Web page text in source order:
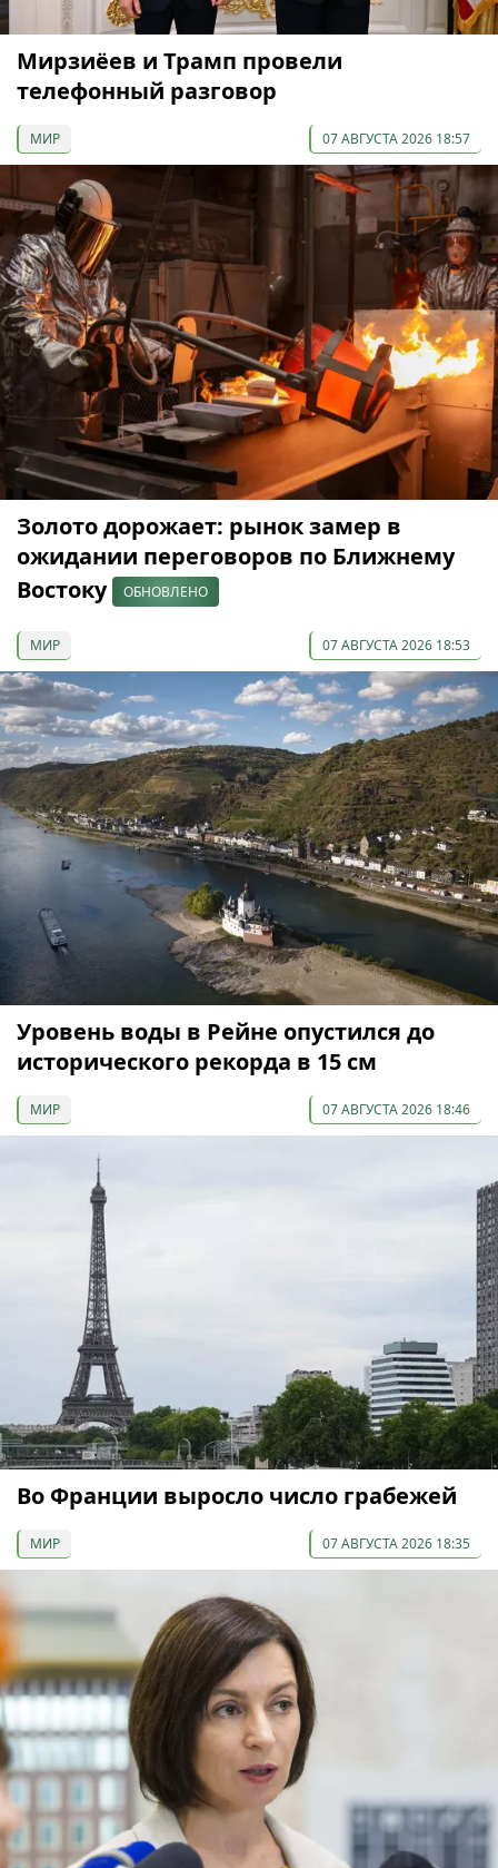
Мирзиёев и Трамп провели
телефонный разговор
МИР 07 АВГУСТА 2026 18:57
Золото дорожает: рынок замер в
ожидании переговоров по Ближнему
Востоку
ОБНОВЛЕНО
МИР 07 АВГУСТА 2026 18:53
Уровень воды в Рейне опустился до
исторического рекорда в 15 см
МИР 07 АВГУСТА 2026 18:46
Во Франции выросло число грабежей
МИР 07 АВГУСТА 2026 18:35